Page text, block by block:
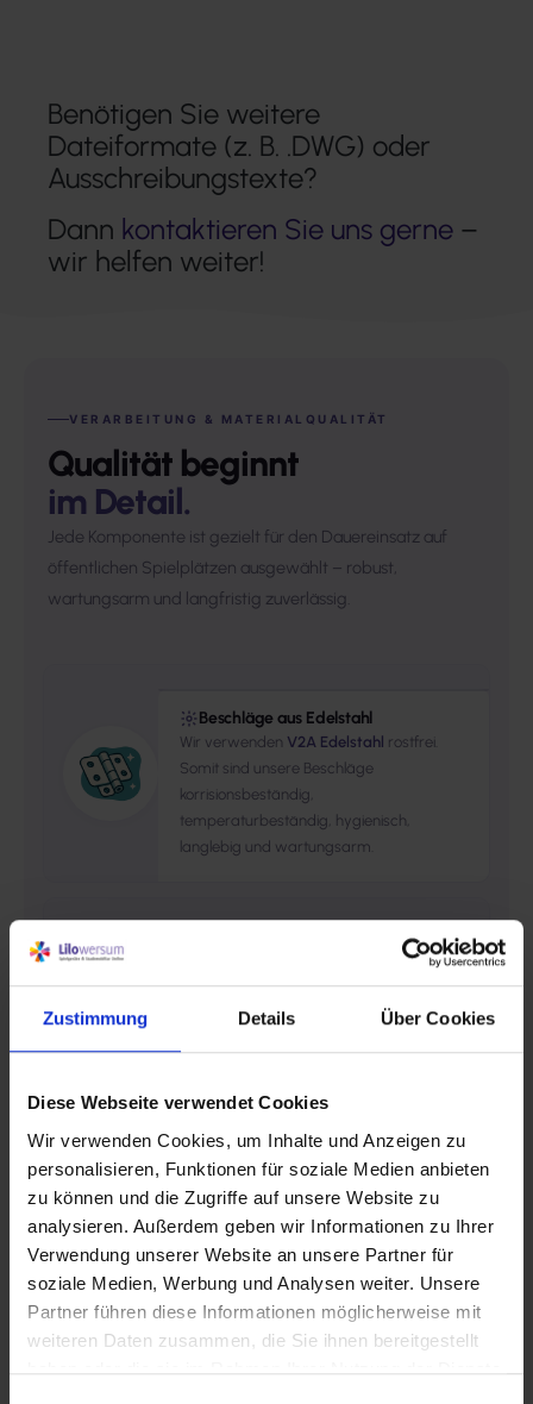
Zustimmung Details Über Cookies
Diese Webseite verwendet Cookies
Wir verwenden Cookies, um Inhalte und Anzeigen zu
personalisieren, Funktionen für soziale Medien anbieten
zu können und die Zugriffe auf unsere Website zu
analysieren. Außerdem geben wir Informationen zu Ihrer
Verwendung unserer Website an unsere Partner für
soziale Medien, Werbung und Analysen weiter. Unsere
Partner führen diese Informationen möglicherweise mit
weiteren Daten zusammen, die Sie ihnen bereitgestellt
haben oder die sie im Rahmen Ihrer Nutzung der Dienste
Benötigen Sie weitere
Dateiformate (z. B. .DWG) oder
Ausschreibungstexte?
Dann kontaktieren Sie uns gerne –
wir helfen weiter!
VERARBEITUNG & MATERIALQUALITÄT
Qualität beginnt
im Detail.
Jede Komponente ist gezielt für den Dauereinsatz auf
öffentlichen Spielplätzen ausgewählt – robust,
wartungsarm und langfristig zuverlässig.
Beschläge aus Edelstahl
Wir verwenden V2A Edelstahl rostfrei.
Somit sind unsere Beschläge
korrisionsbeständig,
temperaturbeständig, hygienisch,
langlebig und wartungsarm.
Lärche aufgeständert, sowie
Robinienaplikationen.
Ummantelte Stahlseile
(PES) ummantelt. Die6-litzigen Stahlseile
sind bestens für höchste Beanspruchung
geeignet. Sie zeichnen sich durch geringe
Wasseraufnahme & Sandeinlagerung aus.
Dabei sind sie UV beständig und habe
eine hohe Scheuerfestigkeit.